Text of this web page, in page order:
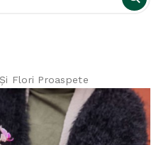
Flori Proaspete